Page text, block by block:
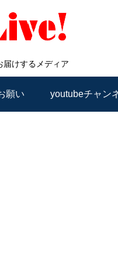
届けするメディア
願い youtubeチャン